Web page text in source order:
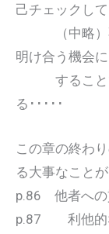
己チェックし
（中略）不
明け合う機会に
することで
る･････
この章の終わ
る大事なことが
p.86 他者への
p.87 利他的